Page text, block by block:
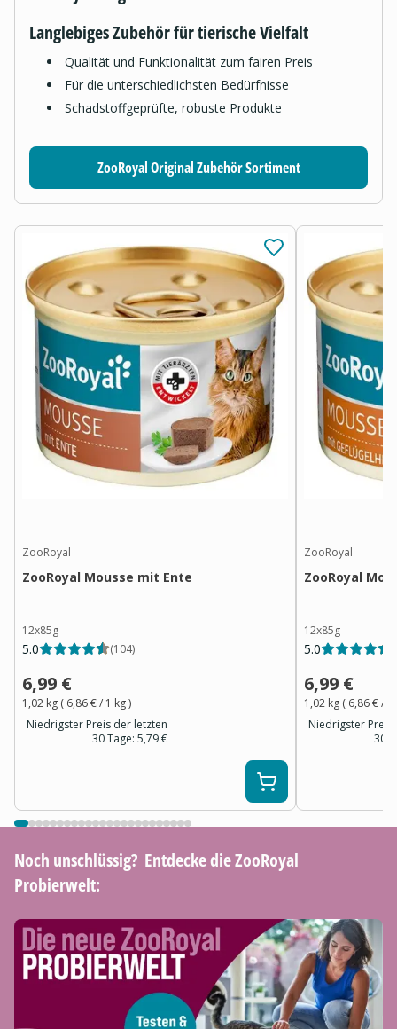
Langlebiges Zubehör für tierische Vielfalt
Qualität und Funktionalität zum fairen Preis
Für die unterschiedlichsten Bedürfnisse
Schadstoffgeprüfte, robuste Produkte
ZooRoyal Original Zubehör Sortiment
ZooRoyal
ZooRoyal Mousse mit Ente
12x85g
5.0 (104)
6,99 €
1,02 kg ( 6,86 €/ 1 kg)
Niedrigster Preis der letzten
30 Tage: 5,79 €
ZooRoyal
ZooRoyal
12x85g
5.0
6,99 €
1,02 kg ( 6,86 €/ 1
Niedrigster Preis
30
Noch unschlüssig? ​ Entdecke die ZooRoyal
Probierwelt: